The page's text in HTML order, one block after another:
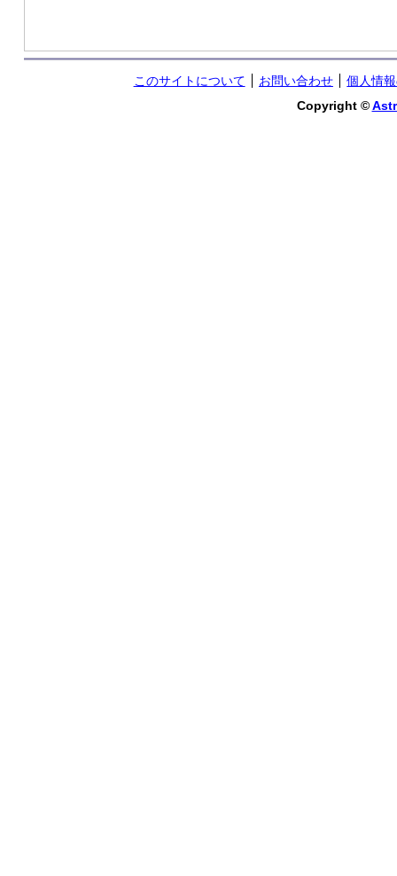
このサイトについて お問い合わせ
個人情
Copyright ©